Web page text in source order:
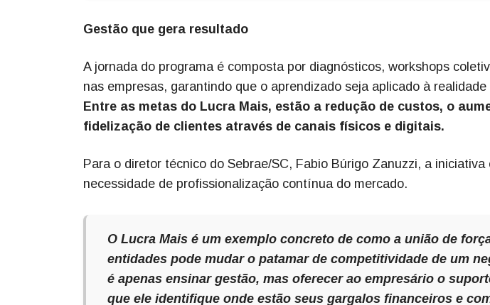
Gestão que gera resultado
A jornada do programa é composta por diagnósticos, workshops
nas empresas, garantindo que o aprendizado seja aplicado à
Entre as metas do Lucra Mais, estão a redução de custos, o
fidelização de clientes através de canais físicos e digitais.
Para o diretor técnico do Sebrae/SC, Fabio Búrigo Zanuzzi, a
necessidade de profissionalização contínua do mercado.
O Lucra Mais é um exemplo concreto de como a união de
entidades pode mudar o patamar de competitividade de um
é apenas ensinar gestão, mas oferecer ao empresário o
que ele identifique onde estão seus gargalos financeiros e